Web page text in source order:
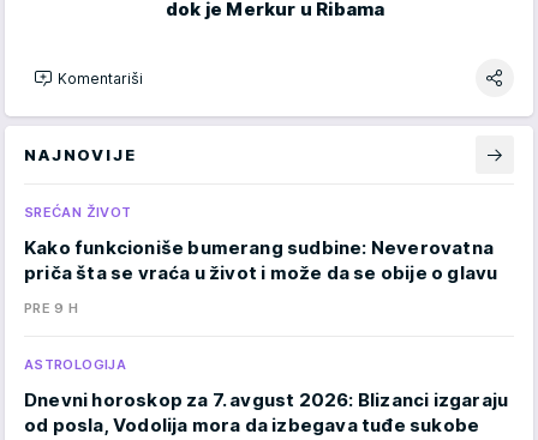
dok je Merkur u Ribama
Komentariši
NAJNOVIJE
SREĆAN ŽIVOT
Kako funkcioniše bumerang sudbine: Neverovatna
priča šta se vraća u život i može da se obije o glavu
PRE 9 H
ASTROLOGIJA
Dnevni horoskop za 7. avgust 2026: Blizanci izgaraju
od posla, Vodolija mora da izbegava tuđe sukobe